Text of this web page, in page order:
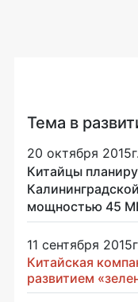
Тема в
20 октября
Китайцы
мощностью 45
11 сентября
Китайская
развитием